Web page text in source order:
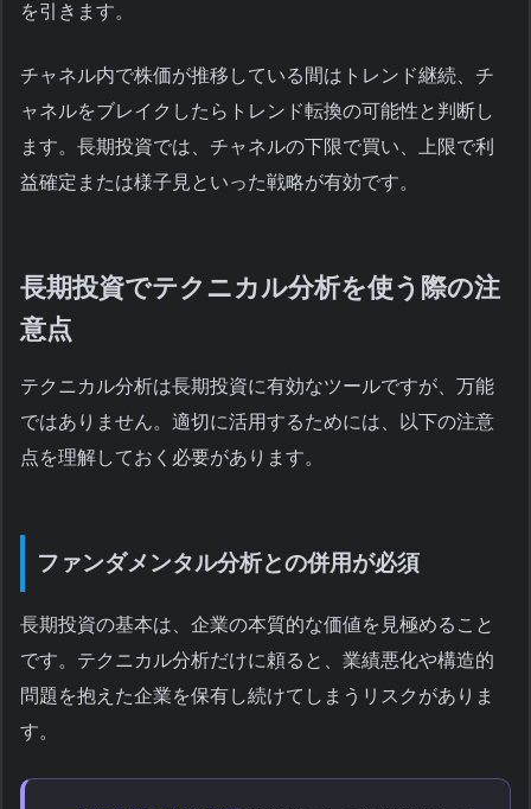
を引きます。
チャネル内で株価が推移している間はトレンド継続、チ
ャネルをブレイクしたらトレンド転換の可能性と判断し
ます。長期投資では、チャネルの下限で買い、上限で利
益確定または様子見といった戦略が有効です。
長期投資でテクニカル分析を使う際の注
意点
テクニカル分析は長期投資に有効なツールですが、万能
ではありません。適切に活用するためには、以下の注意
点を理解しておく必要があります。
ファンダメンタル分析との併用が必須
長期投資の基本は、企業の本質的な価値を見極めること
です。テクニカル分析だけに頼ると、業績悪化や構造的
問題を抱えた企業を保有し続けてしまうリスクがありま
す。